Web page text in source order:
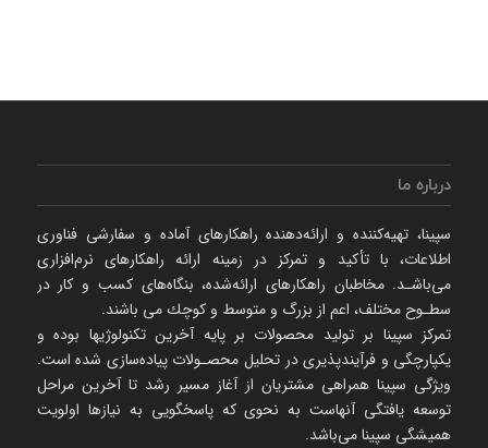
درباره ما
سپینا، تهیه‌كننده و ارائه‌‌دهنده راهكارهای آماده و سفارشی فناوری
اطلاعات، با تأكید و تمركز در زمینه ارائه راهکارهای نرم‌‌افزاری
می‌باشـد. مخاطبان راهكارهای ارائه‌شده، بنگاه‌های كسب و كار در
سطـوح مختلف، اعم از بزرگ و متوسط و كوچك می‌ باشند.
تمرکز سپینا بر تولید محصولات بر پایه آخرین تکنولوژیها بوده و
یکپارچگی و فرآیندپذیری در تحلیل محصـولات پیاده‌سازی شده است.
ویژگی سپینا همراهی مشتریان از آغاز مسیر رشد تا آخرین مراحل
توسعه یافتگی آنهاست به نحوی که پاسخگویی به نیازها اولویت
همیشگی سپینا می‌باشد.